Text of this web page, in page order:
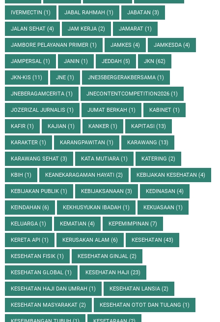
IVERMECTIN (1) JABAL RAHMAH (1) JABATAN (3)
JALAN SEHAT (4) JAM KERJA (2) JAMARAT (1)
JAMBORE PELAYANAN PRIMER (1) JAMKES (4) JAMKESDA (4)
JAMPERSAL (1) JANIN (1) JEDDAH (5) JKN (62)
JKN-KIS (11) JNE (1) JNE35BERGERAKBERSAMA (1)
JNEBERAGAMCERITA (1) JNECONTENTCOMPETITION2026 (1)
JOZERIZAL JURNALIS (1) JUMAT BERKAH (1) KABINET (1)
KAFIR (1) KAJIAN (1) KANKER (1) KAPITASI (13)
KARAKTER (1) KARANGPAWITAN (1) KARAWANG (13)
KARAWANG SEHAT (3) KATA MUTIARA (1) KATERING (2)
KBIH (1) KEANEKARAGAMAN HAYATI (2) KEBIJAKAN KESEHATAN (4)
KEBIJAKAN PUBLIK (1) KEBIJAKSANAAN (3) KEDINASAN (4)
KEINDAHAN (6) KEKHUSYUKAN IBADAH (1) KEKUASAAN (1)
KELUARGA (1) KEMATIAN (4) KEPEMIMPINAN (7)
KERETA API (1) KERUSAKAN ALAM (6) KESEHATAN (43)
KESEHATAN FISIK (1) KESEHATAN GINJAL (2)
KESEHATAN GLOBAL (1) KESEHATAN HAJI (23)
KESEHATAN HAJI DAN UMRAH (1) KESEHATAN LANSIA (2)
KESEHATAN MASYARAKAT (2) KESEHATAN OTOT DAN TULANG (1)